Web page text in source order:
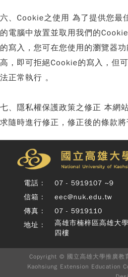
六、Cookie之使用 為了提供您最
的電腦中放置並取用我們的
的寫入，您可在您使用的瀏覽器
高，即可拒絕Cookie的寫入，但
法正常執行 。
七、隱私權保護政策之修正 本網
求隨時進行修正，修正後的條款將
電話：
07 - 5919107 ~9
信箱：
eec@nuk.edu.tw
傳真：
07 - 5919110
地址：
高雄市楠梓區高雄大
四樓
Copyright © 國立高雄大學推廣
Kaohsiung Extension Education